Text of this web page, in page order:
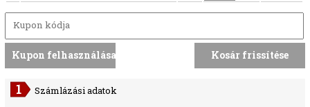
Számlázási adatok